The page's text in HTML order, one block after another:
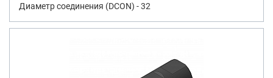
Диаметр соединения (DCON) - 32